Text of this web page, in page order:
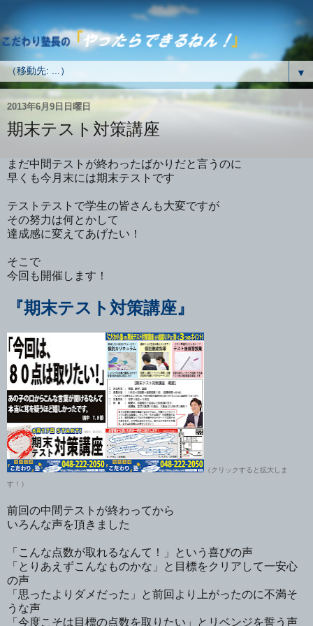
▼
2013年6月9日日曜日
期末テスト対策講座
まだ中間テストが終わったばかりだと言うのに
早くも今月末には期末テストです
テストテストで学生の皆さんも大変ですが
その努力は何とかして
達成感に変えてあげたい！
そこで
今回も開催します！
『期末テスト対策講座』
（クリックすると拡大しま
す！）
前回の中間テストが終わってから
いろんな声を頂きました
「こんな点数が取れるなんて！」という喜びの声
「とりあえずこんなものかな」と目標をクリアして一安心
の声
「思ったよりダメだった」と前回より上がったのに不満そ
うな声
「今度こそは目標の点数を取りたい」とリベンジを誓う声